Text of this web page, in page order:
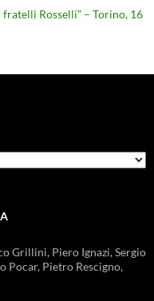
Rosselli” – Torino, 16
Grillini, Piero Ignazi, Sergio
Pocar, Pietro Rescigno,